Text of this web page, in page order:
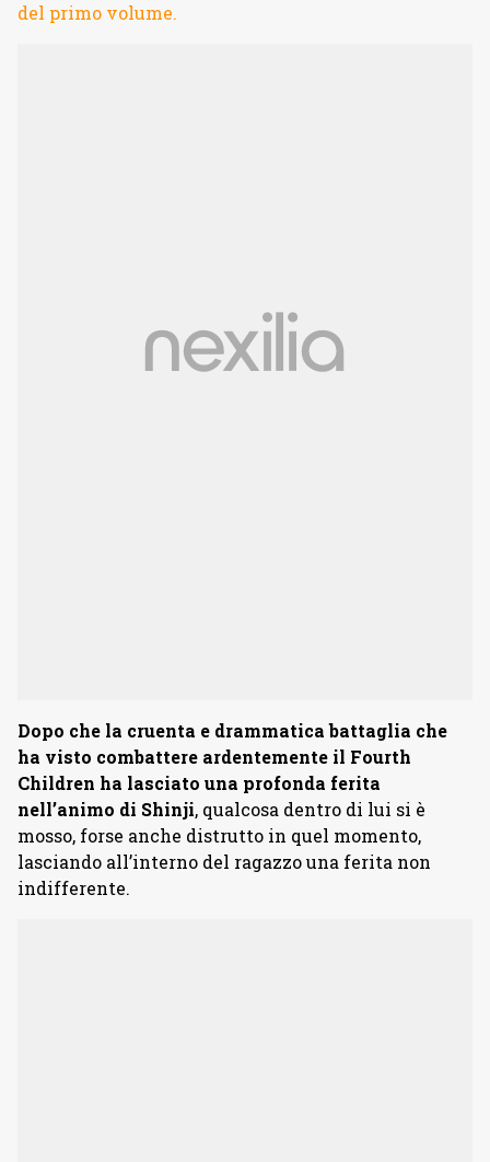
del primo volume.
Dopo che la cruenta e drammatica battaglia che
ha visto combattere ardentemente il Fourth
Children ha lasciato una profonda ferita
nell’animo di Shinji, qualcosa dentro di lui si è
mosso, forse anche distrutto in quel momento,
lasciando all’interno del ragazzo una ferita non
indifferente.